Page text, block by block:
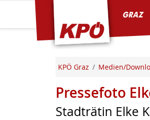
KPÖ Graz Medien/
Pressefoto
Stadträtin Elke